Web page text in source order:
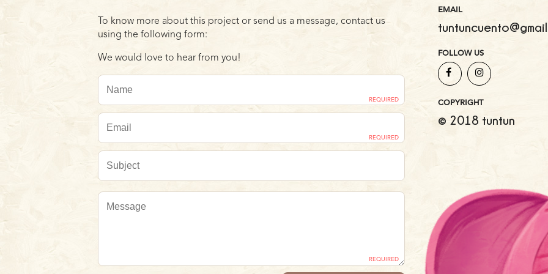
To know more about this project or send us a message, contact us
using the following form:
We would love to hear from you!
REQUIRED
REQUIRED
REQUIRED
EMAIL
FOLLOW US
COPYRIGHT
© 2018 tuntun